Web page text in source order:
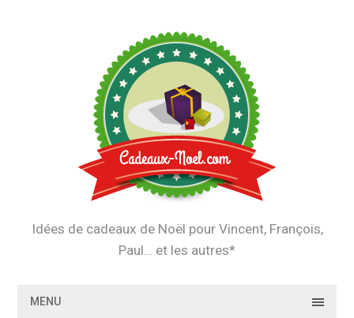
Idées de cadeaux de Noël pour Vincent, François,
Paul… et les autres*
MENU